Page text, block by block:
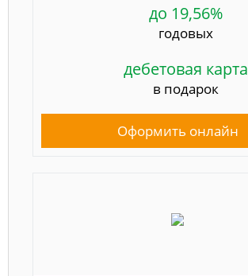
до 19,56%
годовых
дебетовая карта
в подарок
Оформить онлайн